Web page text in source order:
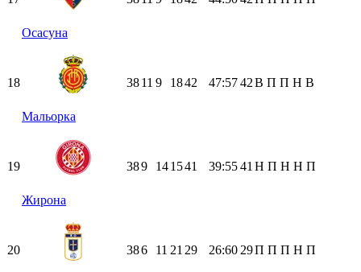
Осасуна
18
Мальорка
3811 9 1842 47:5742В П П Н В
19
Жирона
389 141541 39:5541 Н П Н Н П
20 386 11 21 29 26:60 29П П П Н П